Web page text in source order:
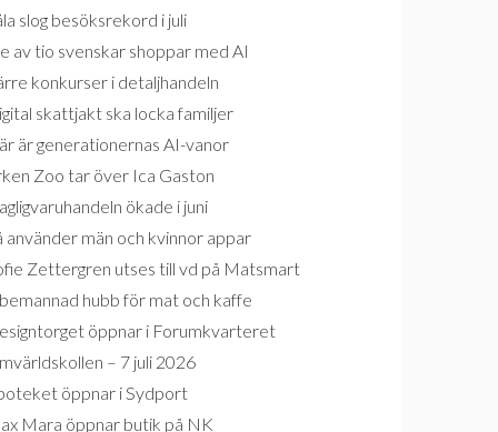
slog besöksrekord i juli
av tio svenskar shoppar med AI
konkurser i detaljhandeln
skattjakt ska locka familjer
är generationernas AI-vanor
Zoo tar över Ica Gaston
ökade i juni
använder män och kvinnor appar
Zettergren utses till vd på Matsmart
hubb för mat och kaffe
öppnar i Forumkvarteret
– 7 juli 2026
öppnar i Sydport
Mara öppnar butik på NK